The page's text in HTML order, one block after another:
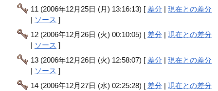
11 (2006年12月25日 (月) 13:16:13) [ 差分 |現在との差分
| ソース ]
12 (2006年12月26日 (火) 00:10:05) [ 差分 |現在との差分
| ソース ]
13 (2006年12月26日 (火) 12:58:07) [ 差分 |現在との差分
| ソース ]
14 (2006年12月27日 (水) 02:25:28) [ 差分 |現在との差分